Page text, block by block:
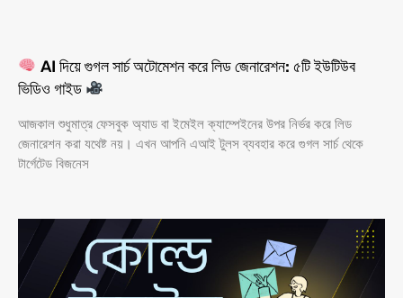
AI দিয়ে গুগল সার্চ অটোমেশন করে লিড জেনারেশন: ৫টি ইউটিউব
ভিডিও গাইড
আজকাল শুধুমাত্র ফেসবুক অ্যাড বা ইমেইল ক্যাম্পেইনের উপর নির্ভর করে লিড
জেনারেশন করা যথেষ্ট নয়। এখন আপনি এআই টুলস ব্যবহার করে গুগল সার্চ থেকে
টার্গেটেড বিজনেস